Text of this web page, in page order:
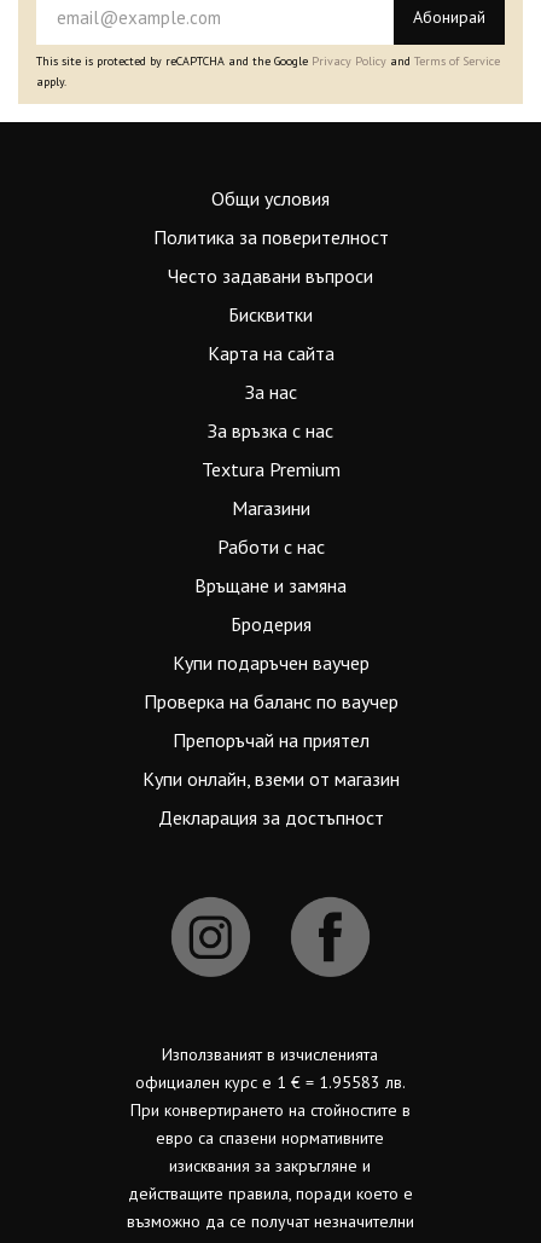
Абонирай
This site is protected by reCAPTCHA and the Google Privacy Policy and Terms of Service
apply.
Общи условия
Политика за поверителност
Често задавани въпроси
Бисквитки
Карта на сайта
За нас
За връзка с нас
Textura Premium
Магазини
Работи с нас
Връщане и замяна
Бродерия
Купи подаръчен ваучер
Проверка на баланс по ваучер
Препоръчай на приятел
Купи онлайн, вземи от магазин
Декларация за достъпност
Използваният в изчисленията
официален курс е 1 € = 1.95583 лв.
При конвертирането на стойностите в
евро са спазени нормативните
изисквания за закръгляне и
действащите правила, поради което е
възможно да се получат незначителни